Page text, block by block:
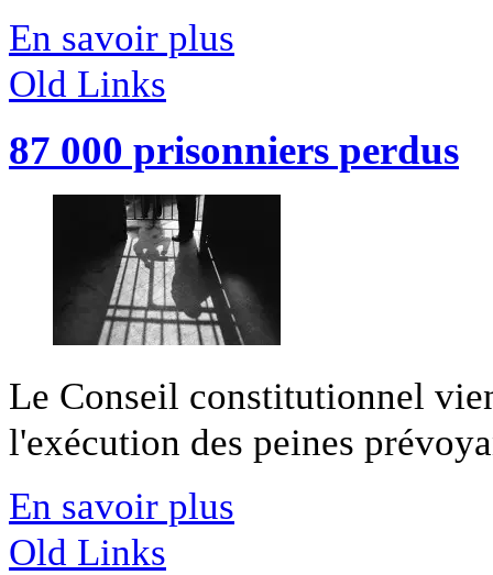
En savoir plus
Old Links
87 000 prisonniers perdus
Le Conseil constitutionnel
l'exécution des peines
En savoir plus
Old Links